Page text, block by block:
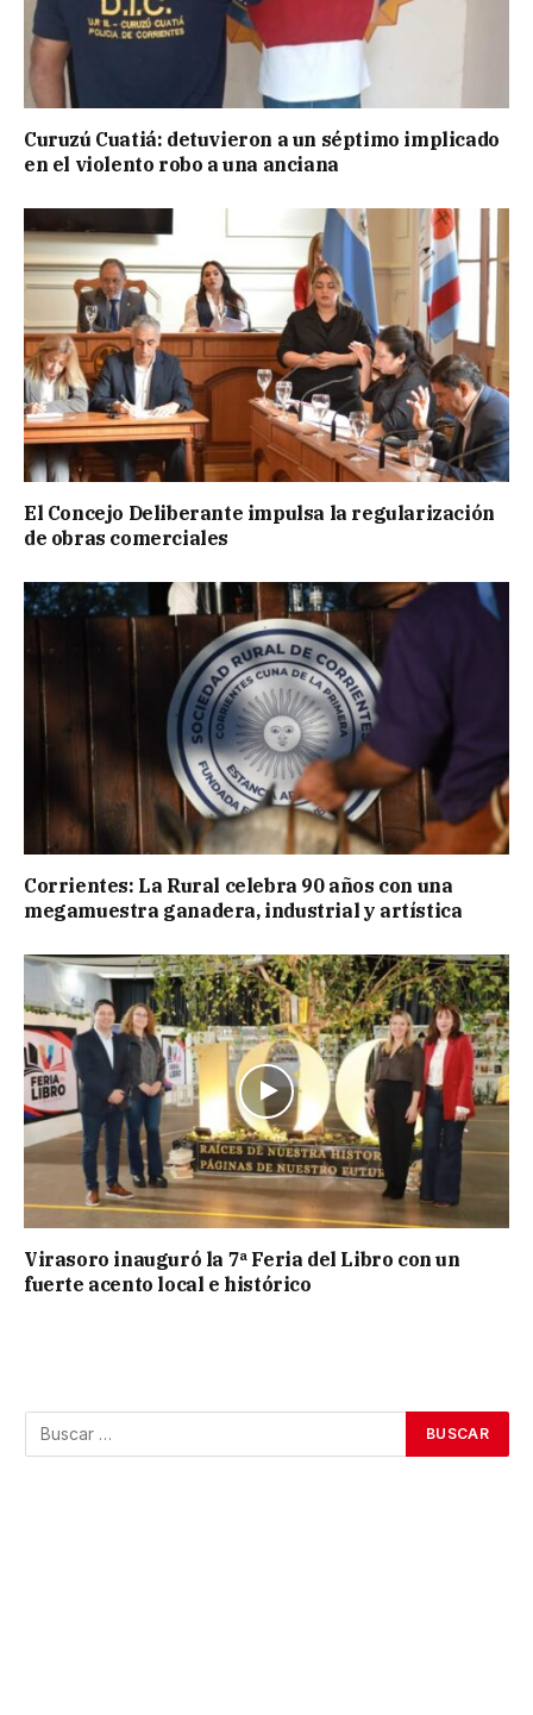
Curuzú Cuatiá: detuvieron a un séptimo implicado
en el violento robo a una anciana
El Concejo Deliberante impulsa la regularización
de obras comerciales
Corrientes: La Rural celebra 90 años con una
megamuestra ganadera, industrial y artística
Virasoro inauguró la 7ª Feria del Libro con un
fuerte acento local e histórico